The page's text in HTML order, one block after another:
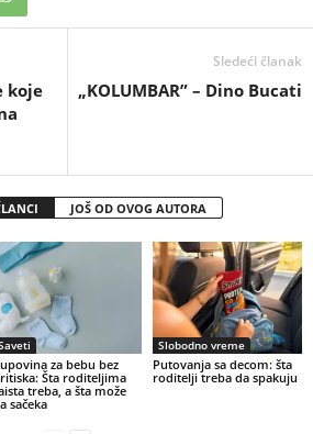
koje
Sledeći članak
„KOLUMBAR” – Dino Bucati
JOŠ OD OVOG AUTORA
za bebu bez
Šta roditeljima
treba, a šta može
sačeka
Slobodno vreme
Putovanja sa decom: šta
roditelji treba da spakuju